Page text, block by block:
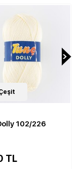
102/226
TL